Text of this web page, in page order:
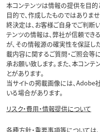
本コンテンツは情報の提供を目的
目的で、作成したものではありま
終決定は、お客様ご自身でご判断
テンツの情報は、弊社が信頼でき
が、その情報源の確実性を保証し
載内容に関するご質問・ご照会等
承お願い致します。また、本コン
とがあります。
当サイトの掲載画像には、Adobe
いる場合があります。
リスク・費用・情報提供について
各種方針・重要事項等については